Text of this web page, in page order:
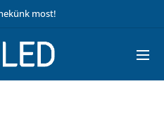
most!